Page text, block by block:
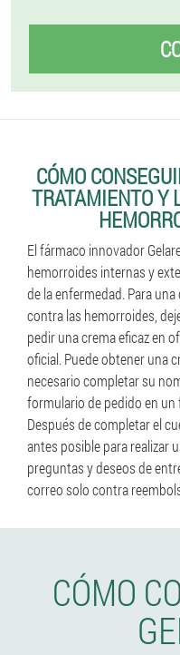
CÓMO
TRATAMIENTO Y
El fármaco innovador
hemorroides internas y
de la enfermedad. Para
contra las hemorroides,
pedir una crema eficaz en
oficial. Puede obtener una
necesario completar su
formulario de pedido en un
Después de completar el
antes posible para realizar
preguntas y deseos de
correo solo contra
CÓMO